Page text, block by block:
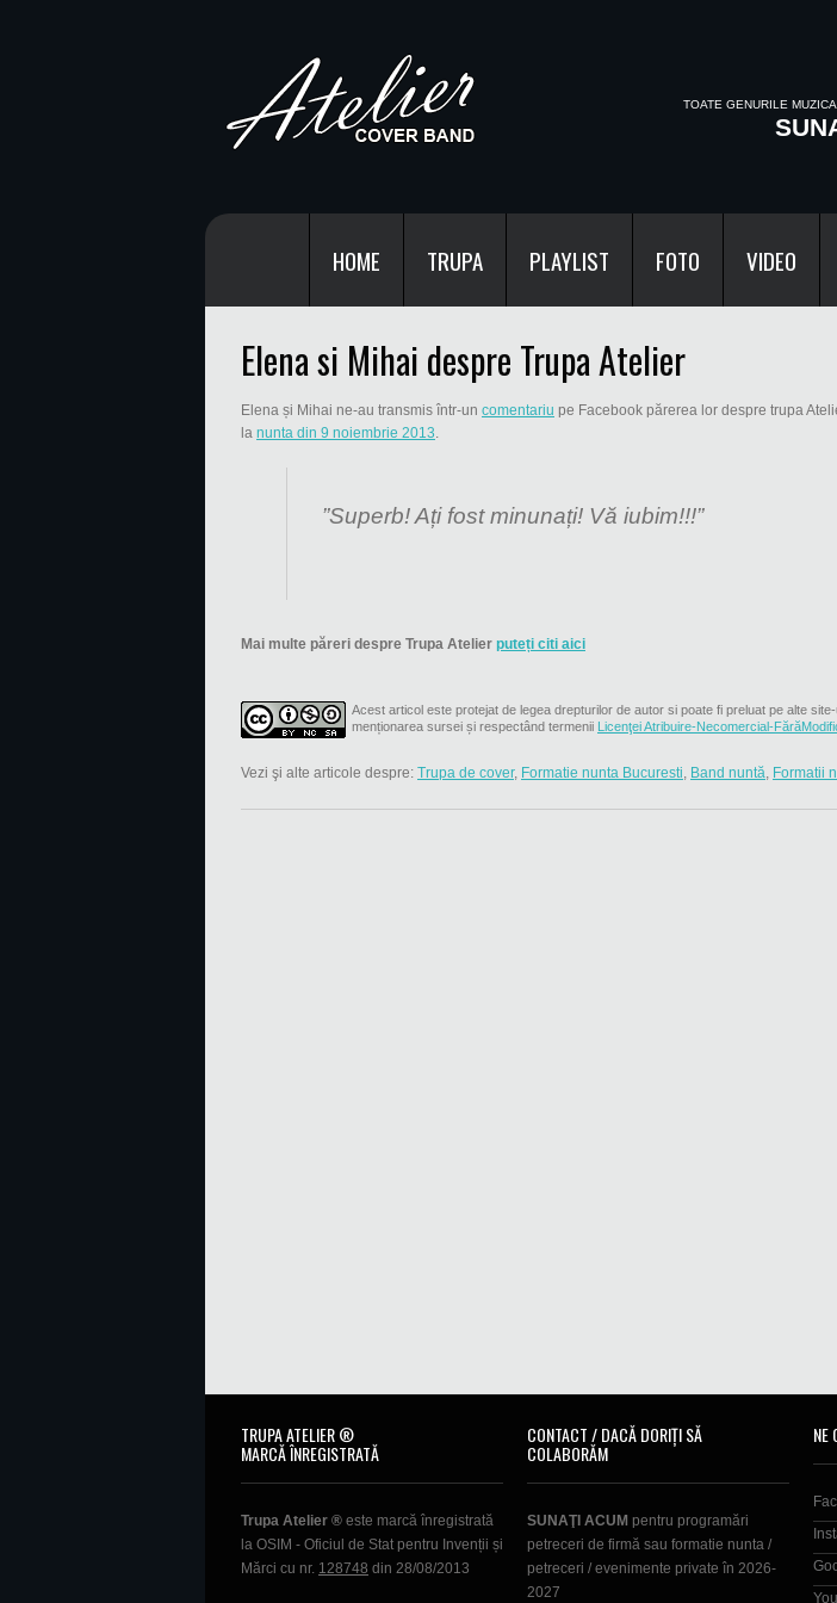
TOATE GENURILE
HOME TRUPA PLAYLIST FOTO VIDEO
Elena si Mihai despre Trupa Atelier
Elena și Mihai ne-au transmis într-un comentariu pe Facebook părerea lor despre trupa
la nunta din 9 noiembrie 2013.
”Superb! Ați fost minunați! Vă iubim!!!”
Mai multe păreri despre Trupa Atelier puteți citi aici
Acest articol este protejat de legea drepturilor de autor si poate fi preluat pe alte
menționarea sursei și respectând termenii
Licenţei Atribuire-Necomercial-
Vezi şi alte articole despre: Trupa de cover, Formatie nunta Bucuresti, Band nuntă, Formatii
TRUPA ATELIER ®
MARCĂ ÎNREGISTRATĂ
Trupa Atelier ® este marcă înregistrată
la OSIM - Oficiul de Stat pentru Invenții și
Mărci cu nr. 128748 din 28/08/2013
CONTACT / DACĂ DORIȚI SĂ
COLABORĂM
SUNAŢI ACUM pentru programări
petreceri de firmă sau formatie nunta /
petreceri / evenimente private în 2026-
2027
NE